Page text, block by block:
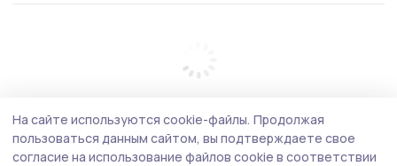
На сайте используются cookie-файлы. Продолжая
пользоваться данным сайтом, вы подтверждаете свое
согласие на использование файлов cookie в соответствии